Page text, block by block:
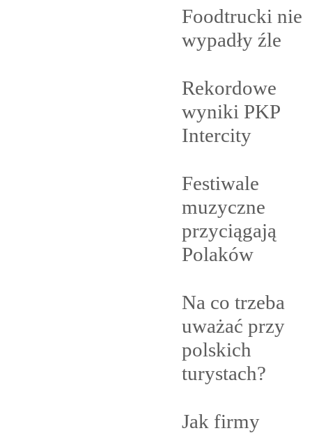
Foodtrucki nie
wypadły źle
Rekordowe
wyniki PKP
Intercity
Festiwale
muzyczne
przyciągają
Polaków
Na co trzeba
uważać przy
polskich
turystach?
Jak firmy